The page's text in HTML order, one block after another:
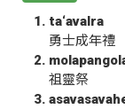
ta‘avalra
勇士成年禮
祖靈祭